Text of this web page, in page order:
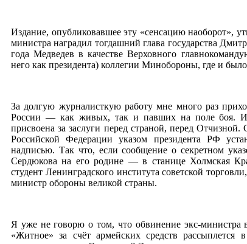
Издание, опубликовавшее эту «сенсацию наоборот»,
министра наградил тогдашний глава государства
года Медведев в качестве Верховного
него как президента) коллегии Минобороны, где и
За долгую журналисткую работу мне много раз
России — как живых, так и павших на поле боя.
присвоена за заслуги перед страной, перед
Российской Федерации указом президента РФ
надписью. Так что, если сообщение о секретном
Сердюкова на его родине — в станице Холмская
студент Ленинградского института советской
министр обороны великой страны.
Я уже не говорю о том, что обвинение экс-министра
«Житное» за счёт армейских средств